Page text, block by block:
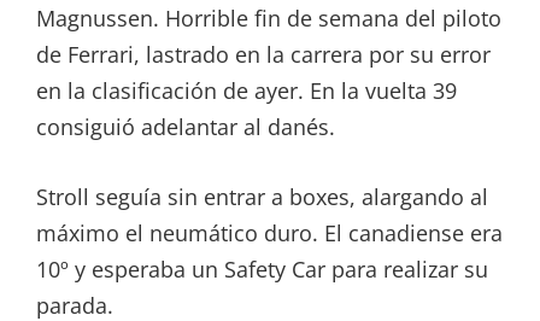
Magnussen. Horrible fin de semana del piloto
de Ferrari, lastrado en la carrera por su error
en la clasificación de ayer. En la vuelta 39
consiguió adelantar al danés.
Stroll seguía sin entrar a boxes, alargando al
máximo el neumático duro. El canadiense era
10º y esperaba un Safety Car para realizar su
parada.